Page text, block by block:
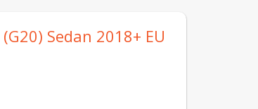
Sedan 2018+ EU